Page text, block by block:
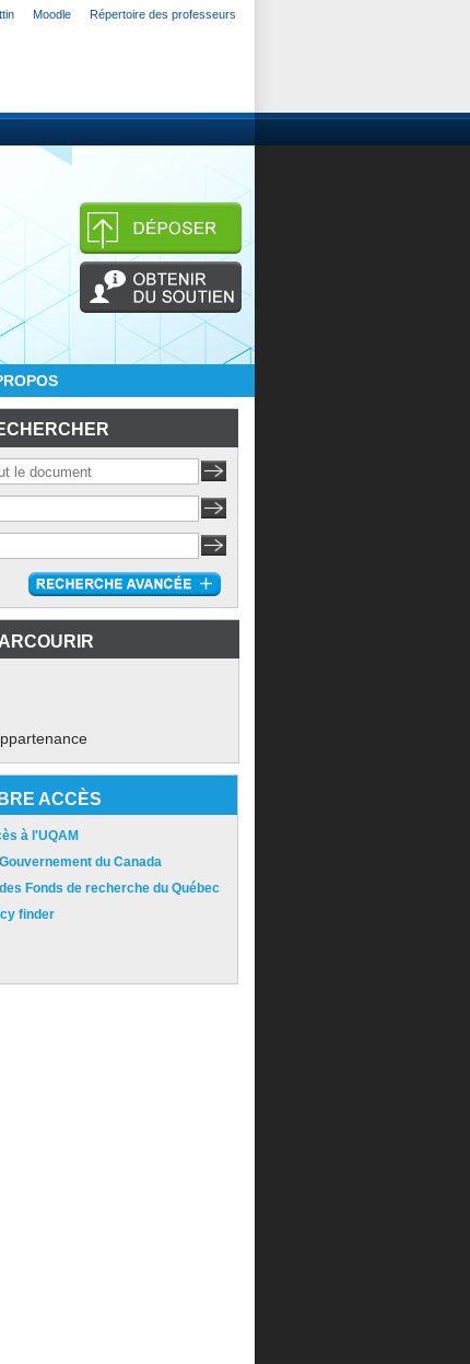
Moodle Répertoire des professeurs
ACCÈS
à l'UQAM
du Canada
Fonds de recherche du Québec
finder